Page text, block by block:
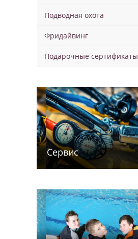
Подводная охота
Фридайвинг
Подарочные сертификаты
Сервис